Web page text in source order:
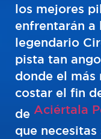
los mejores
enfrentarán a
legendario
pista tan
donde el
costar el fin
de Aciértala
que